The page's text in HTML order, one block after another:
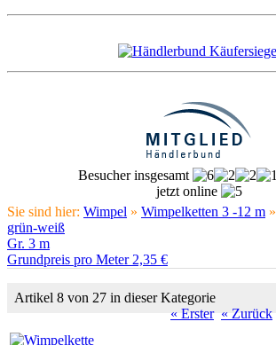
Besucher insgesamt
jetzt online
Sie sind hier: Wimpel » Wimpelketten 3 -12 m »
grün-weiß
Gr. 3 m
Grundpreis pro Meter 2,35 €
Artikel 8 von 27 in dieser Kategorie
« Erster « Zurück